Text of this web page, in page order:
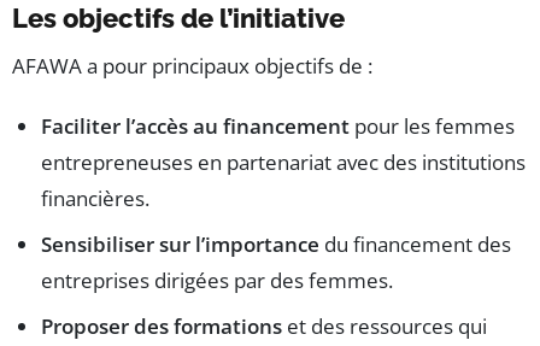
Les objectifs de l’initiative
AFAWA a pour principaux objectifs de :
Faciliter l’accès au financement pour les femmes
entrepreneuses en partenariat avec des institutions
financières.
Sensibiliser sur l’importance du financement des
entreprises dirigées par des femmes.
Proposer des formations et des ressources qui